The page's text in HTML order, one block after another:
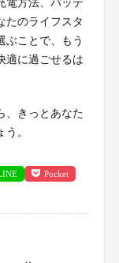
電方法、バッテ
たのライフスタ
ぶことで、もう
適に過ごせるは
、きっとあなた
。
Pocket